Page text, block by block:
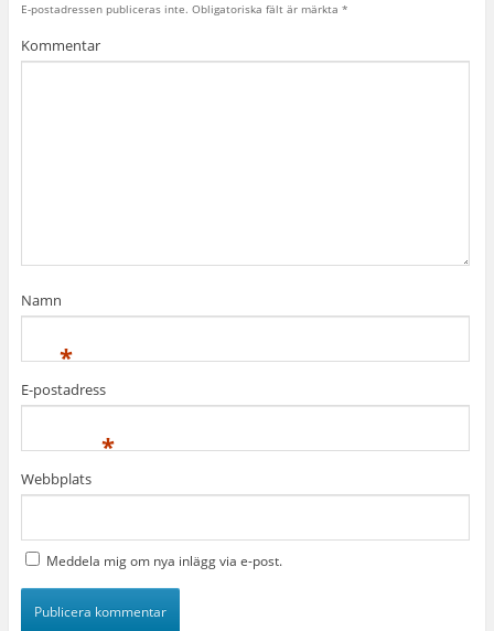
E-postadressen publiceras inte. Obligatoriska fält är märkta *
Kommentar
Namn
*
E-postadress
*
Webbplats
Meddela mig om nya inlägg via e-post.